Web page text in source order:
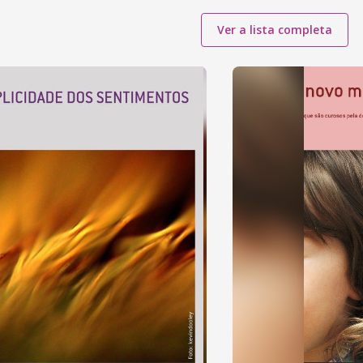
Ver a lista completa